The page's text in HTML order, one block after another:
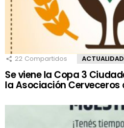
22 Compartidos ACTUALIDAD
Se viene la Copa 3
la Asociación Cerveceros